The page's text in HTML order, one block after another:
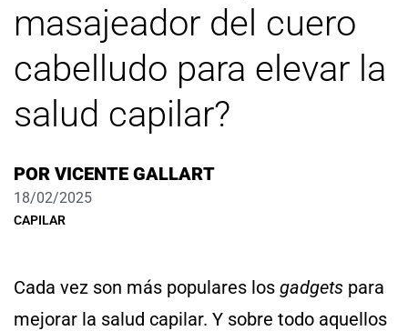
masajeador del cuero
cabelludo para elevar la
salud capilar?
POR VICENTE GALLART
18/02/2025
CAPILAR
Cada vez son más populares los gadgets para
mejorar la salud capilar. Y sobre todo aquellos